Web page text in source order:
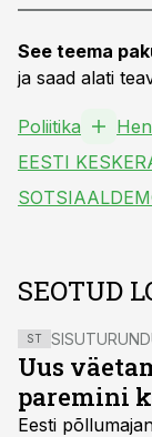
See teema
ja saad alati
Poliitika
EESTI
SEOTUD
ST
Uus
paremini
Eesti